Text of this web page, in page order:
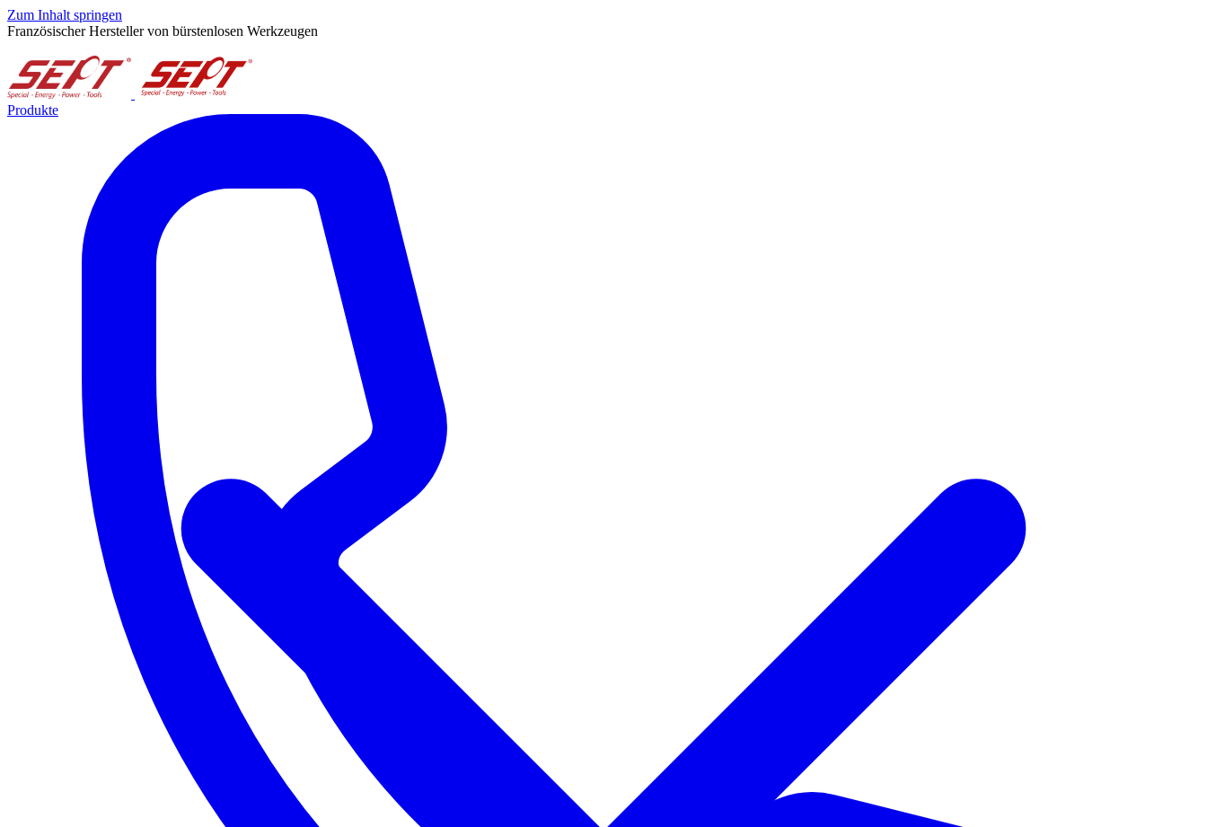
Zum Inhalt springen
Französischer Hersteller von bürstenlosen Werkzeugen
Produkte